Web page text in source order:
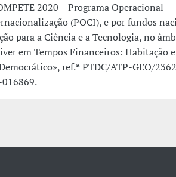
2020 – Programa Operacional
(POCI), e por fundos
para a Ciência e a Tecnologia, no
em Tempos Financeiros: Habitação
ref.ª PTDC/ATP-GEO/